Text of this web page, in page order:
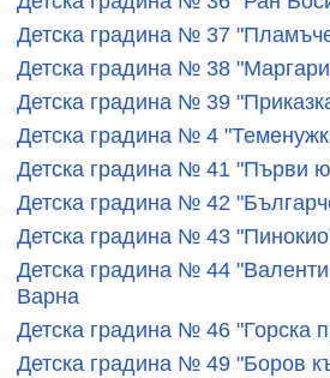
Детска градина № 37
Детска градина № 38
Детска градина № 39
Детска градина № 4
Детска градина № 41 "Първи
Детска градина № 42
Детска градина № 43
Детска градина № 44
Варна
Детска градина № 46 "Горска
Детска градина № 49 "Боров